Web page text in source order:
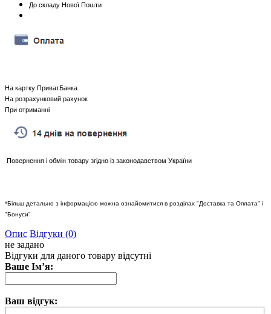
До складу Нової Пошти
На картку ПриватБанка
На розрахунковий рахунок
При отриманні
Повернення і обмін товару згідно із законодавством України
*Більш детально з інформацією можна ознайомитися в розділах "Доставка та Оплата" і
"Бонуси"
Опис Відгуки (0)
не задано
Відгуки для даного товару відсутні
Ваше Ім’я:
Ваш відгук: